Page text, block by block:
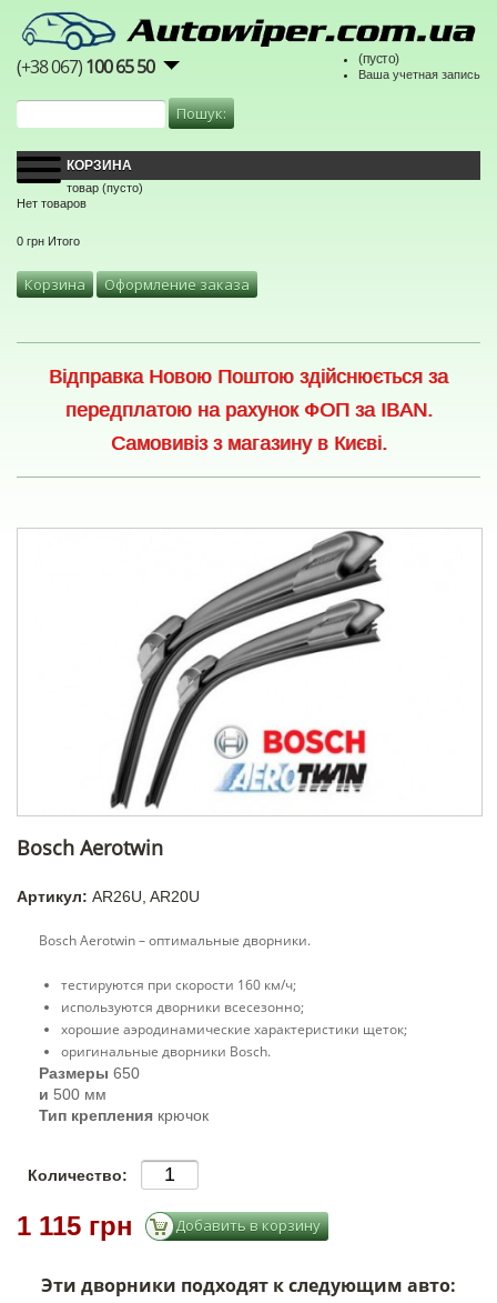
(+38 067)100 65 50 (пусто)
Ваша учетная запись
КОРЗИНА
товар (пусто)
Нет товаров
0 грн Итого
Корзина Оформление заказа
Відправка Новою Поштою здійснюється за
передплатою на рахунок ФОП за IBAN.
Самовивіз з магазину в Києві.
Bosch Aerotwin
Артикул: AR26U, AR20U
Bosch Aerotwin – оптимальные дворники.
тестируются при скорости 160 км/ч;
используются дворники всесезонно;
хорошие аэродинамические характеристики щеток;
оригинальные дворники Bosch.
Размеры 650
и 500 мм
Тип крепления крючок
Количество:
1 115 грн
Эти дворники подходят к следующим авто: